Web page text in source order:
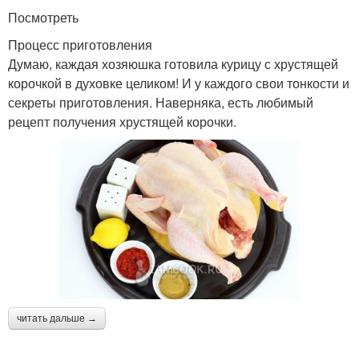
Посмотреть
Процесс приготовления
Думаю, каждая хозяюшка готовила курицу с хрустящей
корочкой в духовке целиком! И у каждого свои тонкости и
секреты приготовления. Наверняка, есть любимый
рецепт получения хрустящей корочки.
читать дальше →